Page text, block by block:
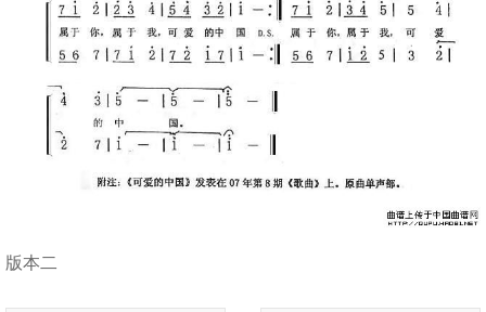
版本二